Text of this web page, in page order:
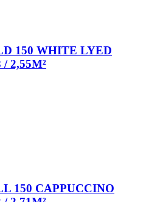
150 WHITE LYED
2,55M²
150 CAPPUCCINO